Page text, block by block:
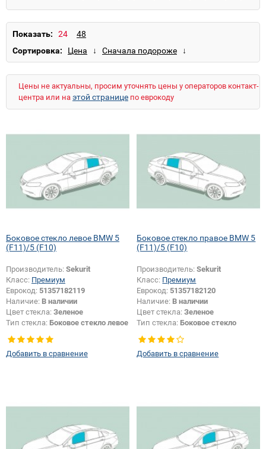
5 (E61)
6 GC (F06)
7 (E23) 7 (E32)
M3 (E90)
M3 (E92) M3 (E93)
M5 (E39)
M5 (E60) M5 (E61)
M6 (E63)
X1 (E84)
X1 (F48)
X6 (E71)
X6 M (E71)
Z3 (E36)
Z4 (E86)
Z4 M (E86)
Показать:
Сортировка:
Цены не актуальны, просим уточнять цены у операторов контакт-
центра или на этой странице по еврокоду
Боковое стекло левое BMW 5
(F11)/5 (F10)
Производитель: Sekurit
Класс: Премиум
Еврокод: 51357182119
Наличие: В наличии
Цвет стекла: Зеленое
Тип стекла: Боковое стекло левое
Добавить в сравнение
Боковое стекло правое BMW 5
(F11)/5 (F10)
Производитель:Sekurit
Класс: Премиум
Еврокод: 51357182120
Наличие: В наличии
Цвет стекла:Зеленое
Тип стекла: Боковое стекло
Добавить в сравнение